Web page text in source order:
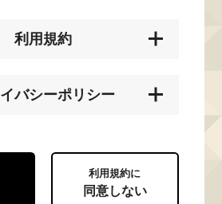
利用規約
バシーポリシー
利用規約に
同意しない